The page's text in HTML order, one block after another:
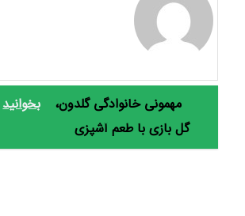
بخوانید
مهمونی خانوادگی گلدون،
گل بازی با طعم آشپزی